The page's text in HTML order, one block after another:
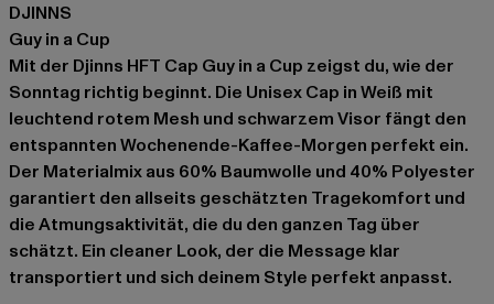
DJINNS
Guy in a Cup
Mit der Djinns HFT Cap Guy in a Cup zeigst du, wie der
Sonntag richtig beginnt. Die Unisex Cap in Weiß mit
leuchtend rotem Mesh und schwarzem Visor fängt den
entspannten Wochenende-Kaffee-Morgen perfekt ein.
Der Materialmix aus 60% Baumwolle und 40% Polyester
garantiert den allseits geschätzten Tragekomfort und
die Atmungsaktivität, die du den ganzen Tag über
schätzt. Ein cleaner Look, der die Message klar
transportiert und sich deinem Style perfekt anpasst.